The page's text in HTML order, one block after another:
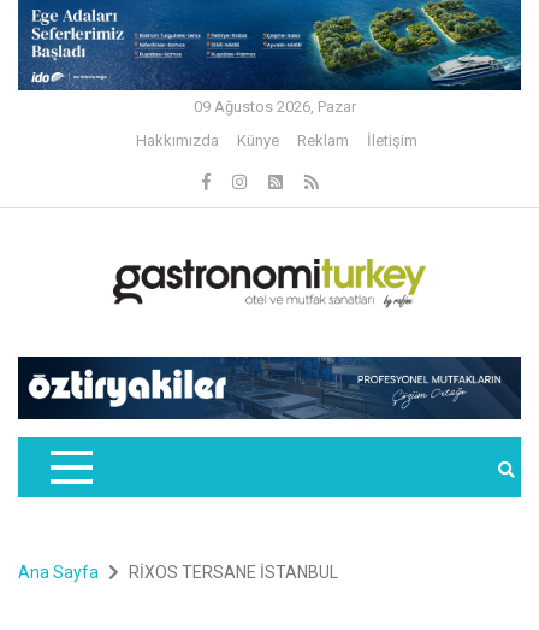
09 Ağustos 2026, Pazar
Hakkımızda
Künye Reklam İletişim
Ana Sayfa RİXOS TERSANE İSTANBUL